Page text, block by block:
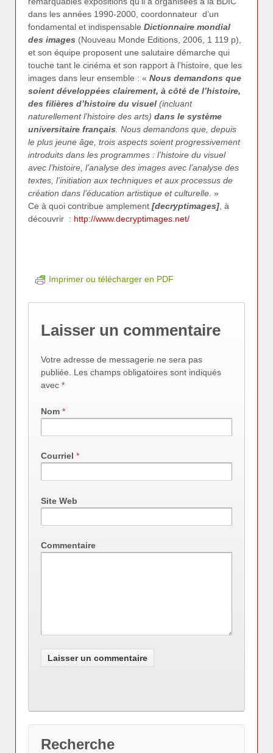
dans les années 1990-2000, coordonnateur d’un
fondamental et indispensable Dictionnaire mondial
des images (Nouveau Monde Editions, 2006, 1 119 p),
et son équipe proposent une salutaire démarche qui
touche tant le cinéma et son rapport à l’histoire, que les
images dans leur ensemble : « Nous demandons que
soient développées clairement, à côté de l’histoire,
des filières d’histoire du visuel (incluant
naturellement l’histoire des arts) dans le système
universitaire français . Nous demandons que, depuis
le plus jeune âge, trois aspects soient progressivement
introduits dans les programmes : l’histoire du visuel
avec l’histoire, l’analyse des images avec l’analyse des
textes, l’initiation aux techniques et aux processus de
création dans l’éducation artistique et culturelle. »
Ce à quoi contribue amplement [decryptimages] , à
découvrir : http://www.decryptimages.net/
Imprimer ou télécharger en PDF
Laisser un commentaire
Votre adresse de messagerie ne sera pas
publiée. Les champs obligatoires sont indiqués
avec *
Nom *
Courriel *
Site Web
Commentaire
Recherche